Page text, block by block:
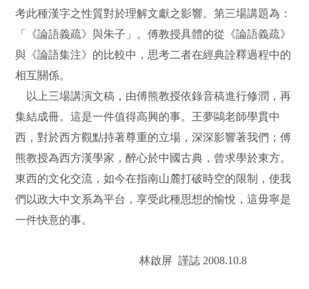
考此種漢字之性質對於理解文獻之影響。第三場講題為：
「《論語義疏》與朱子」。傅教授具體的從《論語義疏》
與《論語集注》的比較中，思考二者在經典詮釋過程中的
相互關係。
以上三場講演文稿，由傅熊教授依錄音稿進行修潤，再
集結成冊。這是一件值得高興的事。王夢鷗老師學貫中
西，對於西方觀點持著尊重的立場，深深影響著我們；傅
熊教授為西方漢學家，醉心於中國古典，曾求學於東方。
東西的文化交流，如今在指南山麓打破時空的限制，使我
們以政大中文系為平台，享受此種思想的愉悅，這毋寧是
一件快意的事。
林啟屏 謹誌 2008.10.8